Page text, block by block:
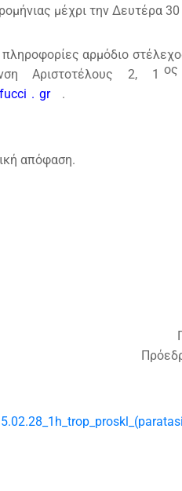
μέχρι την Δευτέρα
πληροφορίες αρμόδιο
Αριστοτέλους 2, 1 ος
. gr .
απόφαση.